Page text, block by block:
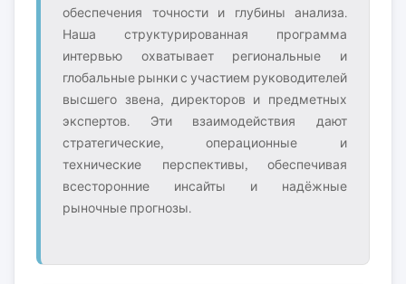
обеспечения точности и глубины анализа.
Наша структурированная программа
интервью охватывает региональные и
глобальные рынки с участием руководителей
высшего звена, директоров и предметных
экспертов. Эти взаимодействия дают
стратегические, операционные и
технические перспективы, обеспечивая
всесторонние инсайты и надёжные
рыночные прогнозы.